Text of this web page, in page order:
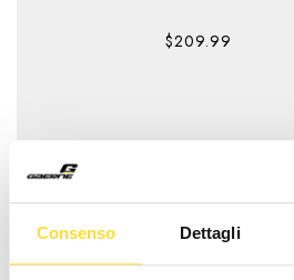
Consenso Dettagli
$209.99